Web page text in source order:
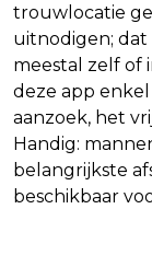
trouwlocatie
uitnodigen; dat
meestal zelf of
deze app
aanzoek, het
Handig:
belangrijkste
beschikbaar